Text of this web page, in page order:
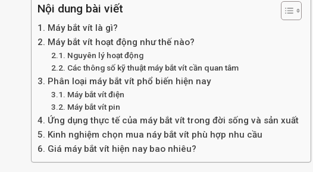
Nội dung bài viết
1. Máy bắt vít là gì?
2. Máy bắt vít hoạt động như thế nào?
2.1. Nguyên lý hoạt động
2.2. Các thông số kỹ thuật máy bắt vít cần quan tâm
3. Phân loại máy bắt vít phổ biến hiện nay
3.1. Máy bắt vít điện
3.2. Máy bắt vít pin
4. Ứng dụng thực tế của máy bắt vít trong đời sống và sản xuất
5. Kinh nghiệm chọn mua náy bắt vít phù hợp nhu cầu
6. Giá máy bắt vít hiện nay bao nhiêu?